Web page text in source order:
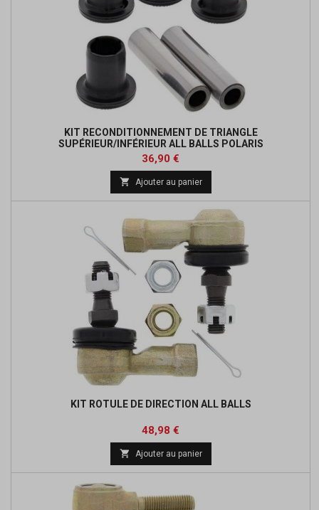
KIT RECONDITIONNEMENT DE TRIANGLE
SUPÉRIEUR/INFÉRIEUR ALL BALLS POLARIS
Prix
36,90 €
base
 Ajouter au panier
KIT ROTULE DE DIRECTION ALL BALLS
Prix
48,98 €
base
 Ajouter au panier